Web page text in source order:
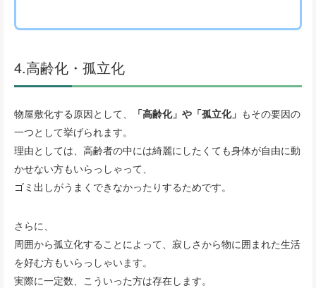
4.高齢化・孤立化
物屋敷化する原因として、 「高齢化」や「孤立化」 もその要因の
一つとして挙げられます。
理由としては、高齢者の中には綺麗にしたくても身体が自由に動
かせない方もいらっしゃって、
ゴミ出しがうまくできなかったりするためです。
さらに、
周囲から孤立化することによって、寂しさから物に囲まれた生活
を好む方もいらっしゃいます。
実際に一定数、こういった方は存在します。